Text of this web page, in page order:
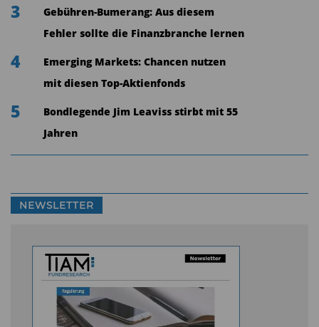
3
Gebühren-Bumerang: Aus diesem
Fehler sollte die Finanzbranche lernen
4
Emerging Markets: Chancen nutzen
mit diesen Top-Aktienfonds
5
Bondlegende Jim Leaviss stirbt mit 55
Jahren
NEWSLETTER